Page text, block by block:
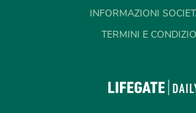
INFORMAZIONI
TERMINI E